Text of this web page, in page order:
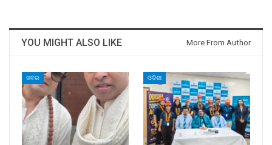
YOU MIGHT ALSO LIKE More From Author
ଖବର ଓଡିଶା